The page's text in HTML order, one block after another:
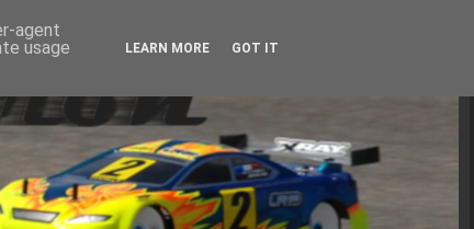
agent
usage
LEARN MORE GOT IT